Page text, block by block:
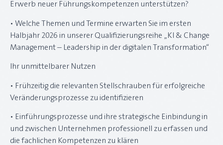
Erwerb neuer Führungskompetenzen unterstützen?
• Welche Themen und Termine erwarten Sie im ersten
Halbjahr 2026 in unserer Qualifizierungsreihe „KI & Change
Management – Leadership in der digitalen Transformation“
Ihr unmittelbarer Nutzen
• Frühzeitig die relevanten Stellschrauben für erfolgreiche
Veränderungsprozesse zu identifizieren
• Einführungsprozesse und ihre strategische Einbindung in
und zwischen Unternehmen professionell zu erfassen und
die fachlichen Kompetenzen zu klären